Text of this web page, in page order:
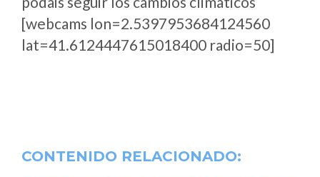
[webcams lon=2.5397953684124560
lat=41.6124447615018400 radio=50]
CONTENIDO RELACIONADO: